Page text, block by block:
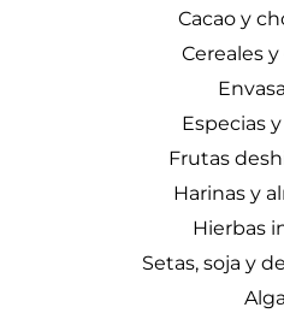
Cacao y
Cereales
Especias
Frutas
Harinas y
Hierbas
Setas, soja y